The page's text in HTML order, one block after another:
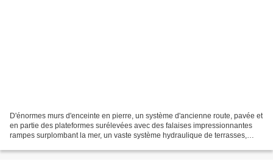
D'énormes murs d'enceinte en pierre, un système d'ancienne route, pavée et
en partie des plateformes surélevées avec des falaises impressionnantes
rampes surplombant la mer, un vaste système hydraulique de terrasses,